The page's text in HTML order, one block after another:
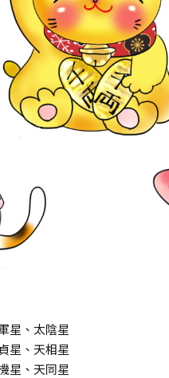
星、太陰星
星、天相星
星、天同星